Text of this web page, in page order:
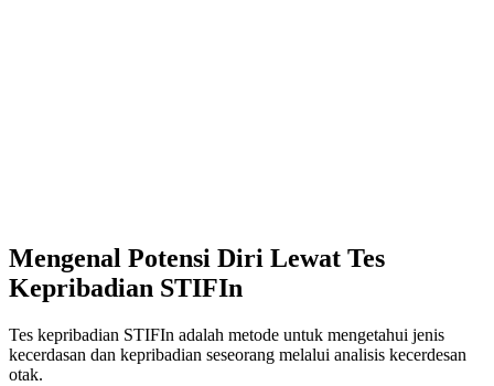
Mengenal Potensi Diri Lewat Tes
Kepribadian STIFIn
Tes kepribadian STIFIn adalah metode untuk mengetahui jenis
kecerdasan dan kepribadian seseorang melalui analisis kecerdesan
otak.